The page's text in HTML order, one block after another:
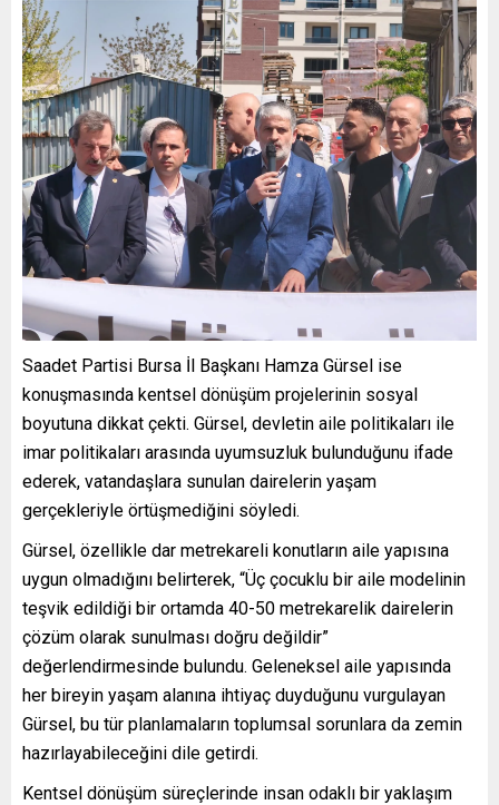
Saadet Partisi Bursa İl Başkanı Hamza Gürsel ise
konuşmasında kentsel dönüşüm projelerinin sosyal
boyutuna dikkat çekti. Gürsel, devletin aile politikaları ile
imar politikaları arasında uyumsuzluk bulunduğunu ifade
ederek, vatandaşlara sunulan dairelerin yaşam
gerçekleriyle örtüşmediğini söyledi.
Gürsel, özellikle dar metrekareli konutların aile yapısına
uygun olmadığını belirterek, “Üç çocuklu bir aile modelinin
teşvik edildiği bir ortamda 40-50 metrekarelik dairelerin
çözüm olarak sunulması doğru değildir”
değerlendirmesinde bulundu. Geleneksel aile yapısında
her bireyin yaşam alanına ihtiyaç duyduğunu vurgulayan
Gürsel, bu tür planlamaların toplumsal sorunlara da zemin
hazırlayabileceğini dile getirdi.
Kentsel dönüşüm süreçlerinde insan odaklı bir yaklaşım